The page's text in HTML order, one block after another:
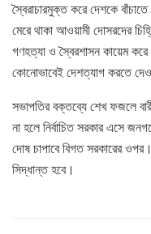
স্বৈরাচারমুক্ত করে দেশকে
মেরে থাকা আওয়ামী দোসরদের
গণহত্যা ও স্বৈরশাসন কায়েম করে
কোনোভাবেই দেশত্যাগ করতে
সভাপতির বক্তব্যে শেখ ফজলে
না হলে নির্বাচিত সরকার এসে
দোষ চাপাবে বিগত সরকারের
সিদ্ধান্ত হবে।